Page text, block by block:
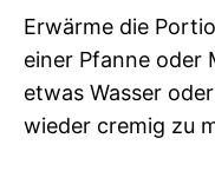
Erwärme die
einer Pfanne oder
etwas Wasser
wieder cremig zu